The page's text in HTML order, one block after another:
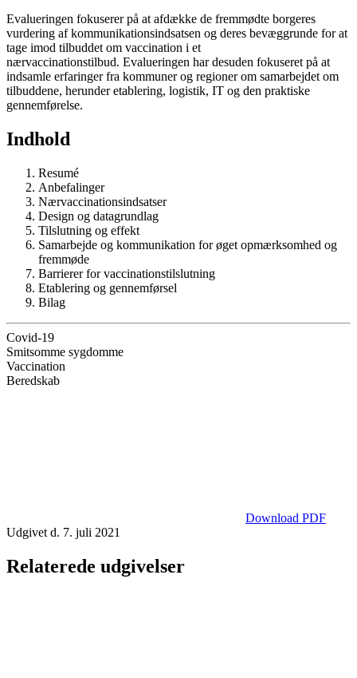
Evalueringen fokuserer på at afdække de fremmødte borgeres
vurdering af kommunikationsindsatsen og deres bevæggrunde for at
tage imod tilbuddet om vaccination i et
nærvaccinationstilbud. Evalueringen har desuden fokuseret på at
indsamle erfaringer fra kommuner og regioner om samarbejdet om
tilbuddene, herunder etablering, logistik, IT og den praktiske
gennemførelse.
Indhold
Resumé
Anbefalinger
Nærvaccinationsindsatser
Design og datagrundlag
Tilslutning og effekt
Samarbejde og kommunikation for øget opmærksomhed og
fremmøde
Barrierer for vaccinationstilslutning
Etablering og gennemførsel
Bilag
Covid-19
Smitsomme sygdomme
Vaccination
Beredskab
Download PDF
Udgivet d. 7. juli 2021
Relaterede udgivelser